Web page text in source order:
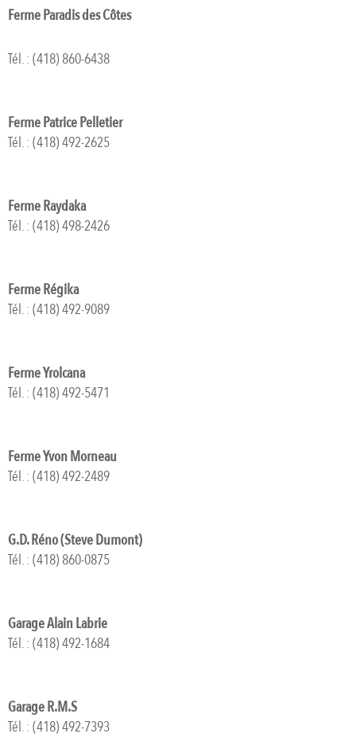
Ferme Paradis des Côtes
Tél. : (418) 860-6438
Ferme Patrice Pelletier
Tél. : (418) 492-2625
Ferme Raydaka
Tél. : (418) 498-2426
Ferme Régika
Tél. : (418) 492-9089
Ferme Yrolcana
Tél. : (418) 492-5471
Ferme Yvon Morneau
Tél. : (418) 492-2489
G.D. Réno (Steve Dumont)
Tél. : (418) 860-0875
Garage Alain Labrie
Tél. : (418) 492-1684
Garage R.M.S
Tél. : (418) 492-7393